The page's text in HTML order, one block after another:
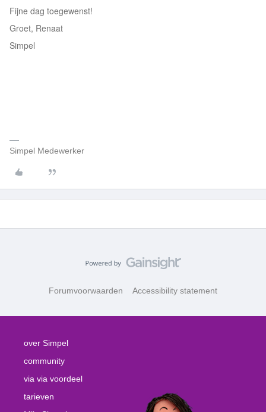
Fijne dag toegewenst!
Groet, Renaat
Simpel
Simpel Medewerker
Forumvoorwaarden Accessibility statement
over Simpel
community
via via voordeel
tarieven